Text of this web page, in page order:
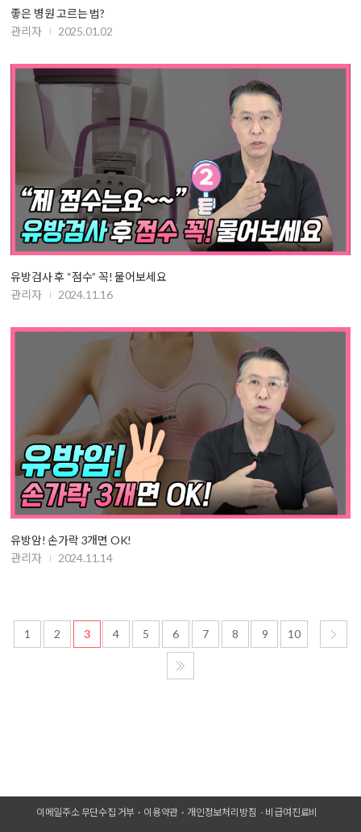
좋은 병원 고르는 법?
관리자
2025.01.02
유방검사 후 “점수” 꼭! 물어보세요
관리자
2024.11.16
유방암! 손가락 3개면 OK!
관리자
2024.11.14
1 2 3 4 5 6 7 8 9 10
이메일주소 무단수집 거부 이용약관 개인정보처리방침 비급여진료비